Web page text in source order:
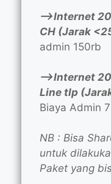
—>Internet
CH (Jarak
admin 150rb
—>Internet
Line tlp
Biaya Admin
NB : Bisa
untuk
Paket yang